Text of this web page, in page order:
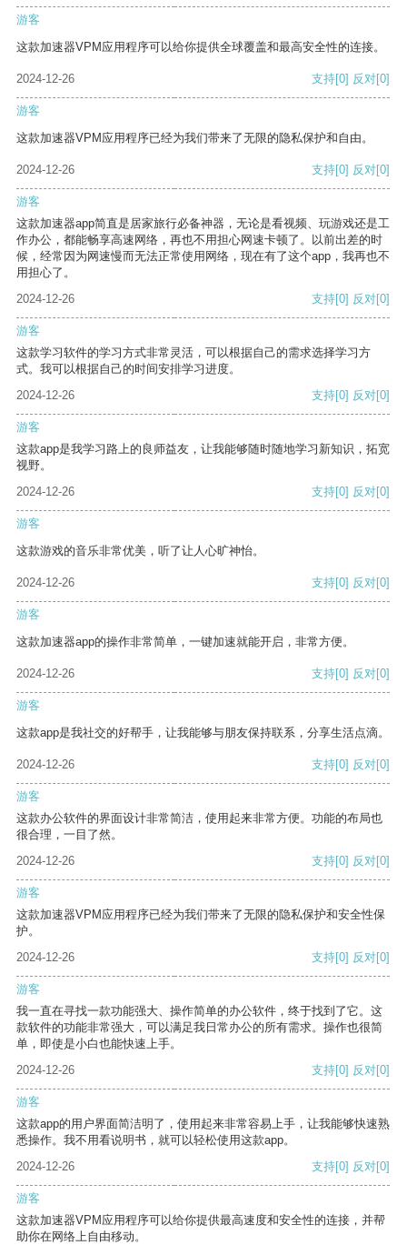
游客
这款加速器VPM应用程序可以给你提供全球覆盖和最高安全性的连接。
2024-12-26 支持[0] 反对[0]
游客
这款加速器VPM应用程序已经为我们带来了无限的隐私保护和自由。
2024-12-26 支持[0] 反对[0]
游客
这款加速器app简直是居家旅行必备神器，无论是看视频、玩游戏还是工
作办公，都能畅享高速网络，再也不用担心网速卡顿了。以前出差的时
候，经常因为网速慢而无法正常使用网络，现在有了这个app，我再也不
用担心了。
2024-12-26
支持[0] 反对[0]
游客
这款学习软件的学习方式非常灵活，可以根据自己的需求选择学习方
式。我可以根据自己的时间安排学习进度。
2024-12-26
支持[0] 反对[0]
游客
这款app是我学习路上的良师益友，让我能够随时随地学习新知识，拓宽
视野。
2024-12-26
支持[0] 反对[0]
游客
这款游戏的音乐非常优美，听了让人心旷神怡。
2024-12-26 支持[0] 反对[0]
游客
这款加速器app的操作非常简单，一键加速就能开启，非常方便。
2024-12-26 支持[0] 反对[0]
游客
这款app是我社交的好帮手，让我能够与朋友保持联系，分享生活点滴。
2024-12-26 支持[0] 反对[0]
游客
这款办公软件的界面设计非常简洁，使用起来非常方便。功能的布局也
很合理，一目了然。
2024-12-26
支持[0] 反对[0]
游客
这款加速器VPM应用程序已经为我们带来了无限的隐私保护和安全性保
护。
2024-12-26
支持[0] 反对[0]
游客
我一直在寻找一款功能强大、操作简单的办公软件，终于找到了它。这
款软件的功能非常强大，可以满足我日常办公的所有需求。操作也很简
单，即使是小白也能快速上手。
2024-12-26
支持[0] 反对[0]
游客
这款app的用户界面简洁明了，使用起来非常容易上手，让我能够快速熟
悉操作。我不用看说明书，就可以轻松使用这款app。
2024-12-26
支持[0] 反对[0]
游客
这款加速器VPM应用程序可以给你提供最高速度和安全性的连接，并帮
助你在网络上自由移动。